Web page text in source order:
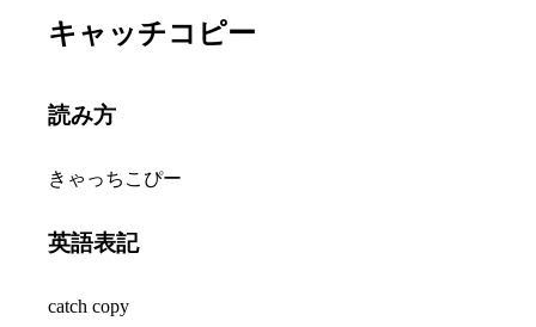
キャッチコピー
読み方
きゃっちこぴー
英語表記
catch copy